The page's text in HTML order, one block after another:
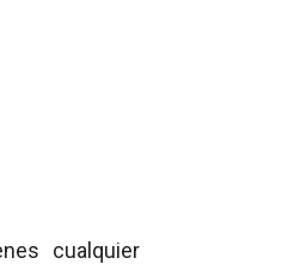
cualquier